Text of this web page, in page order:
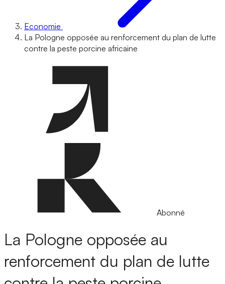
Economie
La Pologne opposée au renforcement du plan de lutte
contre la peste porcine africaine
Abonné
La Pologne opposée au
renforcement du plan de lutte